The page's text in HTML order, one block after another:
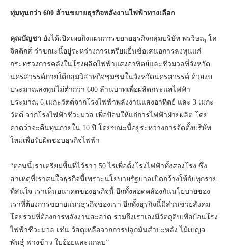
ทุ่มทุนกว่า 600 ล้านขยายธุรกิจพลังงานไฟฟ้าทางเลือก
คุณบัญชา ยังได้เปิดเผยถึงแผนการขยายธุรกิจกลุ่มบริษัท พรวิษณุ โล
จิสติกส์ ว่าขณะนี้อยู่ระหว่างการเตรียมยื่นข้อเสนอการลงทุนแก่
กระทรวงการคลังในโรงผลิตไฟฟ้าแสงอาทิตย์และชีวมวลที่จังหวัด
นครสวรรค์ภายใต้กลุ่มวิสาหกิจชุมชนในจังหวัดนครสวรรค์ ด้วยงบ
ประมาณลงทุนไม่ต่ำกว่า 600 ล้านบาทเพื่อผลิตกระแสไฟฟ้า
ประมาณ 6 เมกะวัตต์จากโรงไฟฟ้าพลังงานแสงอาทิตย์ และ 3 เมกะ
วัตต์ จากโรงไฟฟ้าชีวะมวล เพื่อป้อนให้แก่การไฟฟ้าฝ่ายผลิต โดย
คาดว่าจะคืนทุนภายใน 10 ปี โดยขณะนี้อยู่ระหว่างการจัดตั้งบริษัท
ใหม่เพื่อรับผิดชอบธุรกิจไฟฟ้า
“ตอนนี้เราเตรียมพื้นที่ไว้ราว 50 ไร่เพื่อตั้งโรงไฟฟ้าทั้งสองโรง ซึ่ง
สาเหตุที่เราสนใจธุรกิจนี้เพราะนโยบายรัฐบาลเปิดกว้างให้กับทุกราย
ที่สนใจ เราเห็นอนาคตของธุรกิจนี้ อีกทั้งสอดคล้องกันนโยบายของ
เราที่ต้องการขยายแนวธุรกิจของเรา อีกทั้งธุรกิจนี้มีส่วนช่วยสังคม
โดยรวมที่ต้องการพลังงานสะอาด รวมถึงเราเองมีวัตถุดิบเพื่อป้อนโรง
ไฟฟ้าชีวะมวล เช่น วัสดุเหลือจากการปลูกมันสำปะหลัง ไม้เบญจ
พันธุ์ ฟางข้าว ใบอ้อยและแกลบ”